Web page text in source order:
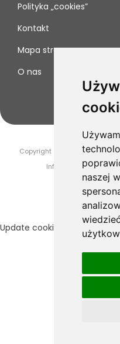
naszej
Polityka „cookies”
Kontakt
Mapa strony
O nas
Copyright 2019-2025 Drogeria
InfoSerwis
-
Update cookies preferences